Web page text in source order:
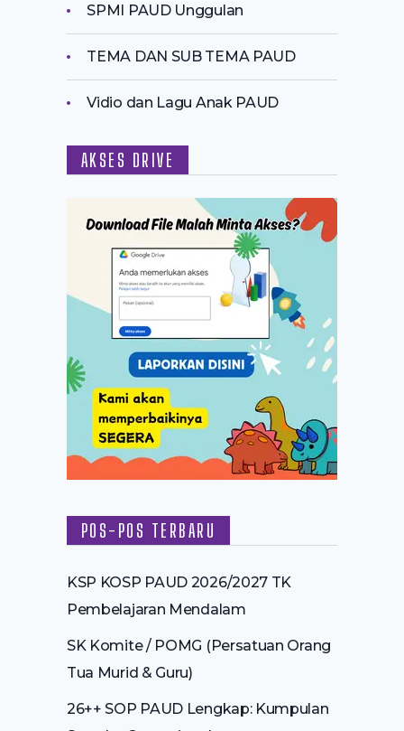
SPMI PAUD Unggulan
TEMA DAN SUB TEMA PAUD
Vidio dan Lagu Anak PAUD
AKSES DRIVE
POS-POS TERBARU
KSP KOSP PAUD 2026/2027 TK
Pembelajaran Mendalam
SK Komite / POMG (Persatuan Orang
Tua Murid & Guru)
26++ SOP PAUD Lengkap: Kumpulan